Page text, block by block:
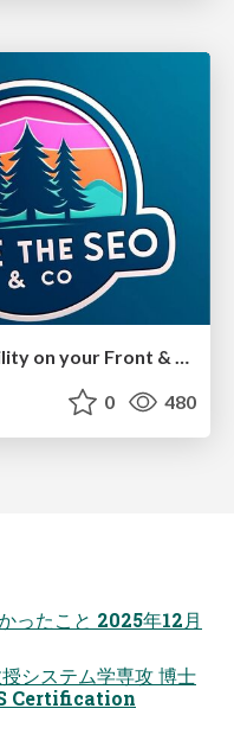
0 480
ったこと 2025年12月
システム学専攻 博士
Certification